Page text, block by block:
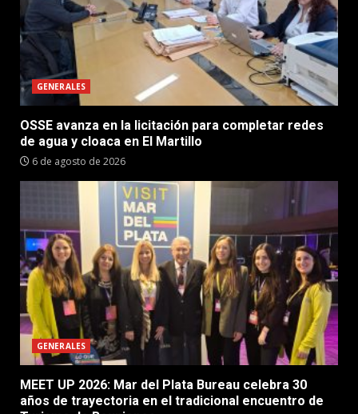
GENERALES
OSSE avanza en la licitación para completar redes
de agua y cloaca en El Martillo
6 de agosto de 2026
GENERALES
MEET UP 2026: Mar del Plata Bureau celebra 30
años de trayectoria en el tradicional encuentro de